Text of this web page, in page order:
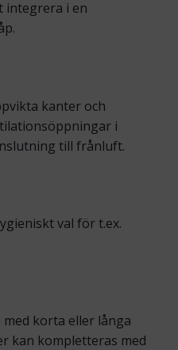
integrera i en
kanter och
i
till frånluft.
val för t.ex.
korta eller långa
kan kompletteras med